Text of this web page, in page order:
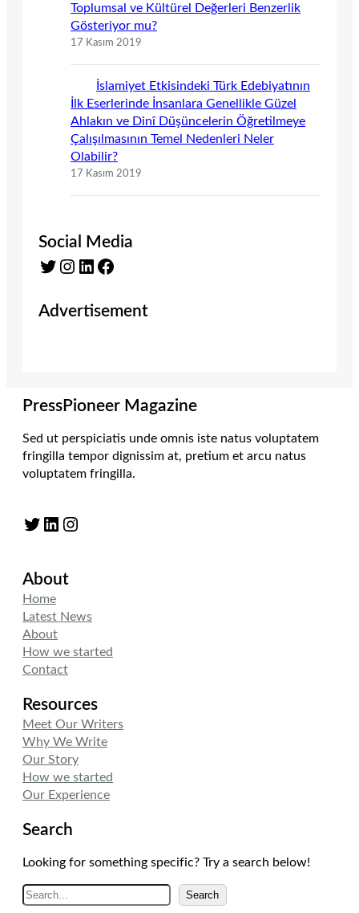
Toplumsal ve Kültürel Değerleri Benzerlik
Gösteriyor mu?
17 Kasım 2019
İslamiyet Etkisindeki Türk Edebiyatının
İlk Eserlerinde İnsanlara Genellikle Güzel
Ahlakın ve Dinî Düşüncelerin Öğretilmeye
Çalışılmasının Temel Nedenleri Neler
Olabilir?
17 Kasım 2019
Social Media
Twitter Instagram LinkedIn Facebook
Advertisement
PressPioneer Magazine
Sed ut perspiciatis unde omnis iste natus voluptatem
fringilla tempor dignissim at, pretium et arcu natus
voluptatem fringilla.
Twitter LinkedIn Instagram
About
Home
Latest News
About
How we started
Contact
Resources
Meet Our Writers
Why We Write
Our Story
How we started
Our Experience
Search
Looking for something specific? Try a search below!
A
r
Search